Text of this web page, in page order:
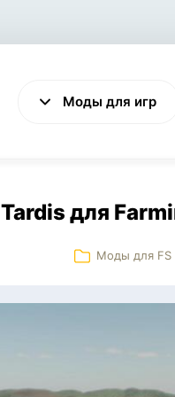
Моды для игр
VALHEIM
Tardis для
Моды для FS